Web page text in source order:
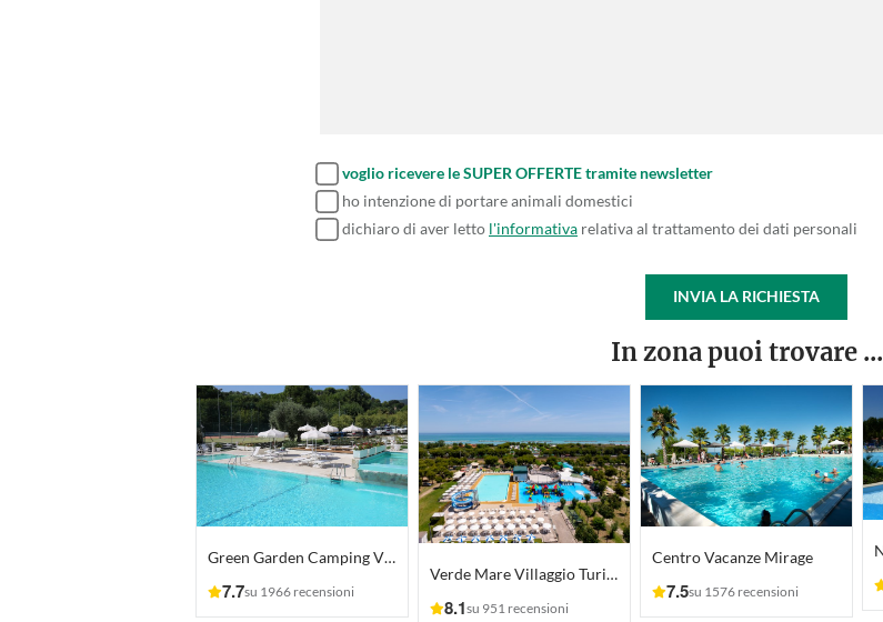
voglio ricevere le SUPER OFFERTE tramite newsletter
ho intenzione di portare animali domestici
dichiaro di aver letto l'informativa relativa al trattamento dei dati personali
INVIA LA RICHIESTA
In zona puoi trovare ...
Green Garden Camping Village
7.7su 1966 recensioni
Verde Mare Villaggio Turistico Camping
8.1su 951 recensioni
Centro Vacanze Mirage
7.5su 1576 recensioni